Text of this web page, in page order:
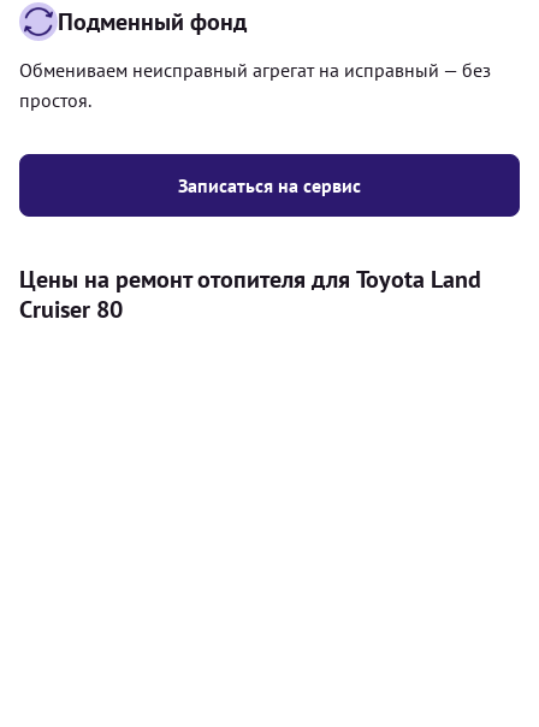
Записаться на сервис
Подменный фонд
Обмениваем неисправный агрегат на исправный — без
простоя.
Цены на ремонт отопителя для Toyota Land
Cruiser 80